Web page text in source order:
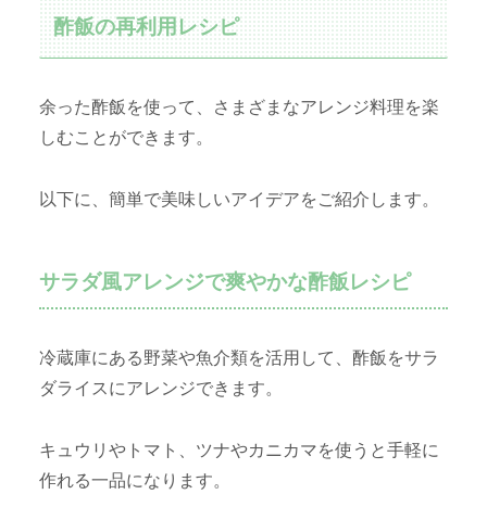
酢飯の再利用レシピ
余った酢飯を使って、さまざまなアレンジ料理を楽
しむことができます。
以下に、簡単で美味しいアイデアをご紹介します。
サラダ風アレンジで爽やかな酢飯レシピ
冷蔵庫にある野菜や魚介類を活用して、酢飯をサラ
ダライスにアレンジできます。
キュウリやトマト、ツナやカニカマを使うと手軽に
作れる一品になります。